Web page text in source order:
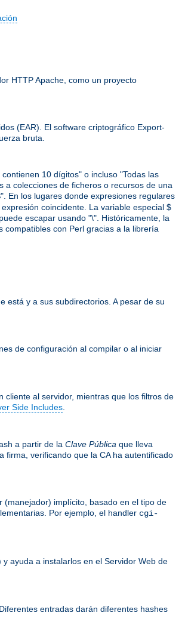
HTTP Apache, como un proyecto
(EAR). El software criptográfico Export-
bruta.
10 dígitos" o incluso "Todas las
a colecciones de ficheros o recursos de una
". En los lugares donde expresiones regulares
coincidente. La variable especial $
escapar usando "\". Históricamente, la
compatibles con Perl gracias a la librería
está y a sus subdirectorios. A pesar de su
de configuración al compilar o al iniciar
al servidor, mientras que los filtros de
Side Includes
a partir de la Clave Pública que lleva
firma, verificando que la CA ha autentificado
(manejador) implícito, basado en el tipo de
Por ejemplo, el handler cgi-
y ayuda a instalarlos en el Servidor Web de
entradas darán diferentes hashes